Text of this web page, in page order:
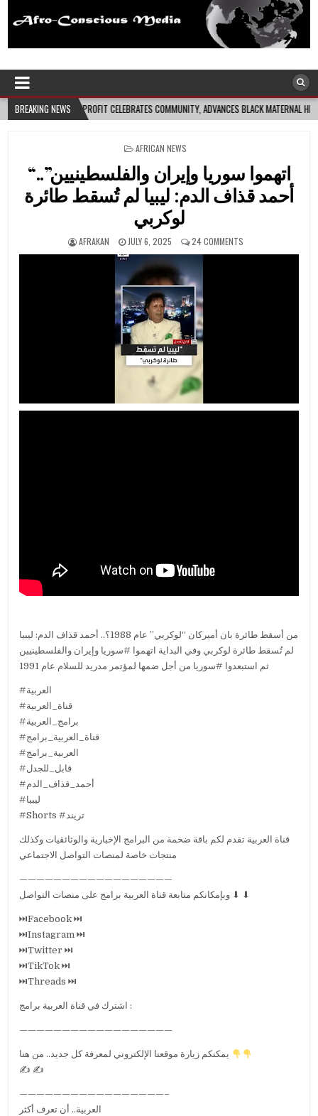
Afro-Conscious Media
BREAKING NEWS
COMMUNITY, ADVANCES BLACK MATERNAL HEALTH 2026-08-04
POSTED
AFRICAN NEWS
“اتهموا سوريا وإيران والفلسطينيين”..
أحمد قذاف الدم: ليبيا لم تُسقط طائرة
لوكربي
AFRAKAN JULY 6, 2025 24 COMMENTS
من أسقط طائرة بان أميركان “لوكربي” عام 1988؟.. أحمد قذاف الدم: ليبيا
لم تُسقط طائرة لوكربي وفي البداية اتهموا #سوريا وإيران والفلسطينيين
ثم استبعدوا #سوريا من أجل ضمها لمؤتمر مدريد للسلام عام 1991
#العربية
#قناة_العربية
#برامج_العربية
#قناة_العربية_برامج
#العربية_برامج
#قابل_للجدل
#أحمد_قذاف_الدم
#ليبيا
#Shorts #تريند
قناة العربية تقدم لكم باقة ضخمة من البرامج الإخبارية والوثائقيات وكذلك
منتجات خاصة لمنصات التواصل الاجتماعي
——————————————————
وبإمكانكم متابعة قناة العربية برامج على منصات التواصل ⬇ ⬇
⏭Facebook ⏭
⏭Instagram ⏭
⏭Twitter ⏭
⏭TikTok ⏭
⏭Threads ⏭
اشترك في قناة العربية برامج :
——————————————————
✍️ ✍️
—————————————————–
العربية.. أن تعرف أكثر